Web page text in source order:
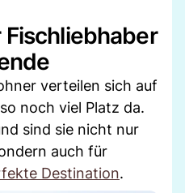
verteilen sich auf
noch viel Platz da.
sind sie nicht nur
auch für
Destination.